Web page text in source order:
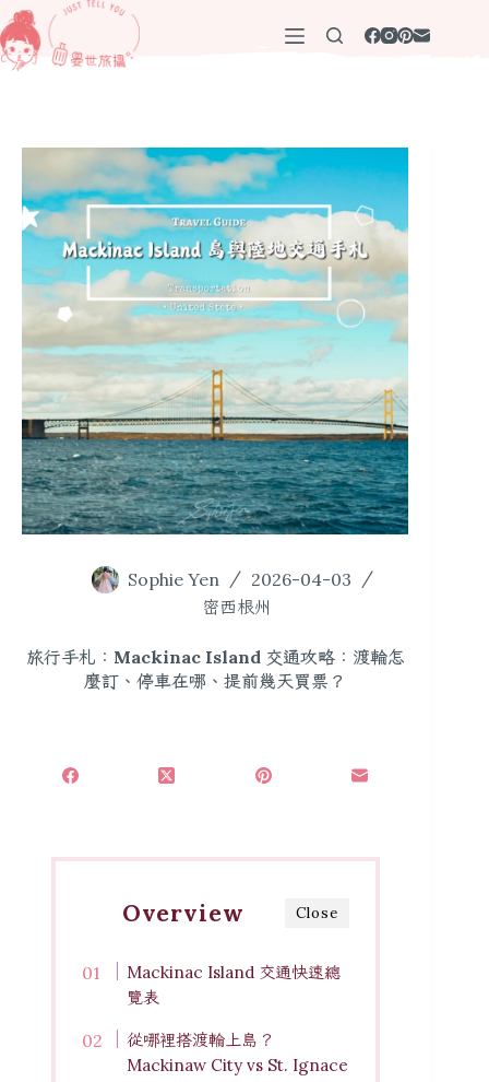
跳
至
主
Sophie Yen
2026-04-03
密西根州
旅行手札：Mackinac Island 交通攻略：渡輪怎
麼訂、停車在哪、提前幾天買票？
Close
Overview
Mackinac Island 交通快速總
覽表
從哪裡搭渡輪上島？
Mackinaw City vs St. Ignace